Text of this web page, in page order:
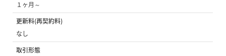
１ヶ月～
更新料(再契約料)
なし
取引形態